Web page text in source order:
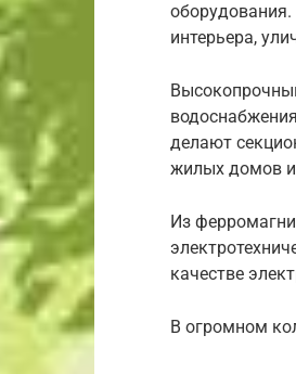
интерьера,
делают
жилых домов
Из
качестве
В огромном